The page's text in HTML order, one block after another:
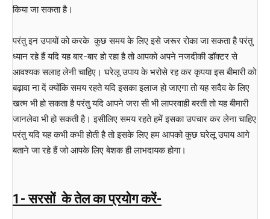
किया जा सकता है।
परंतु इन उपायों को करके कुछ समय के लिए इसे जरूर रोका जा सकता है परंतु
ध्यान रहे हैं यदि यह बार-बार हो रहा है तो आपको अपने नजदीकी डॉक्टर से
आवश्यक सलाह लेनी चाहिए। घरेलू उपाय के भरोसे रह कर कृपया इस बीमारी को
बढ़ावा ना दें क्योंकि समय रहते यदि इसका इलाज हो जाएगा तो यह सदैव के लिए
खत्म भी हो सकता है परंतु यदि आपने जरा सी भी लापरवाही बरती तो यह बीमारी
जानलेवा भी हो सकती है। इसीलिए समय रहते हमें इसका उपचार कर लेना चाहिए
परंतु यदि यह कभी कभी होती है तो इसके लिए हम आपको कुछ घरेलू उपाय आगे
बताने जा रहे हैं जो आपके लिए बेशक ही लाभदायक होगा।
1- सरसों के तेल का प्रयोग करें-